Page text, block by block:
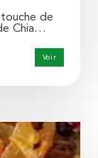
de
Chia…
Voir